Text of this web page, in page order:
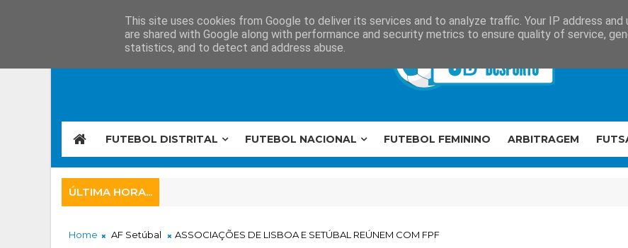
FUTEBOL DISTRITAL FUTEBOL NACIONAL FUTEBOL FEMININO ARBITRAGEM
ÚLTIMA HORA...
Home AF Setúbal ASSOCIAÇÕES DE LISBOA E SETÚBAL REÚNEM COM FPF
This site uses cookies from Google to deliver its services and to analyze traffic. Your IP address and
are shared with Google along with performance and security metrics to ensure quality of service,
statistics, and to detect and address abuse.